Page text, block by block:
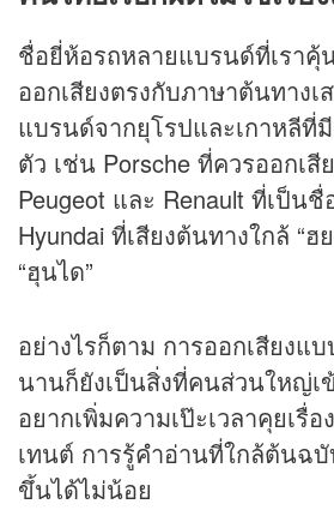
ชื่อยี่ห้อรถหลายแบรนด์ที่เราคุ้
ออกเสียงตรงกับภาษาต้นทางเ
แบรนด์จากยุโรปและเกาหลีที่
ตัว เช่น Porsche ที่ควรออกเสี
Peugeot และ Renault ที่เป็นชื่
Hyundai ที่เสียงต้นทางใกล้ “
“ฮุนได”
อย่างไรก็ตาม การออกเสียงแ
นานก็ยังเป็นสิ่งที่คนส่วนใหญ่เ
อยากเพิ่มความเป๊ะเวลาคุยเรื่
เทนต์ การรู้คำอ่านที่ใกล้ต้นฉ
ขึ้นได้ไม่น้อย